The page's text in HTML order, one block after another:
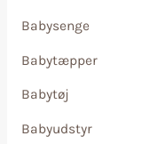
Babysenge
Babytæpper
Babytøj
Babyudstyr